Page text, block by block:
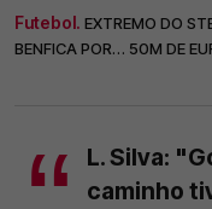
Futebol. EXTREMO DO
BENFICA POR… 50M DE
L. Silva:
caminho